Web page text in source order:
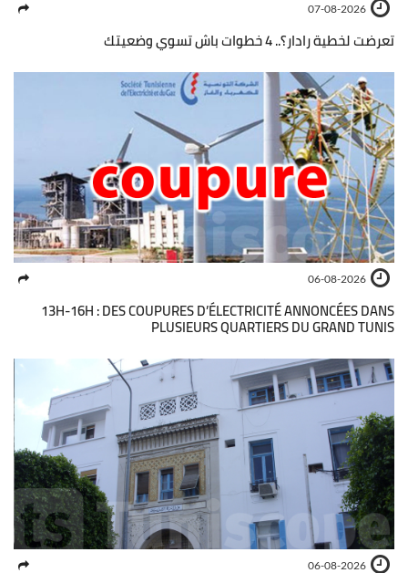
07-08-2026
تعرضت لخطية رادار؟.. 4 خطوات باش تسوي وضعيتك
06-08-2026
13H-16H : DES COUPURES D’ÉLECTRICITÉ ANNONCÉES DANS
PLUSIEURS QUARTIERS DU GRAND TUNIS
06-08-2026